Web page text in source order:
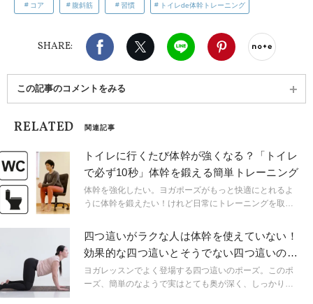
コア 腹斜筋 習慣 トイレde体幹トレーニング
SHARE:
Facebook X（旧twitter）
LINE Pinterest
この記事のコメントをみる
RELATED 関連記事
トイレに行くたび体幹が強くなる？「トイレ
で必ず10秒」体幹を鍛える簡単トレーニング
体幹を強化したい。ヨガポーズがもっと快適にとれるよ
うに体幹を鍛えたい！けれど日常にトレーニングを取り
四つ這いがラクな人は体幹を使えていない！
効果的な四つ這いとそうでない四つ這いの違
いは
ヨガレッスンでよく登場する四つ這いのポーズ。このポ
ーズ、簡単のなようで実はとても奥が深く、しっかりと